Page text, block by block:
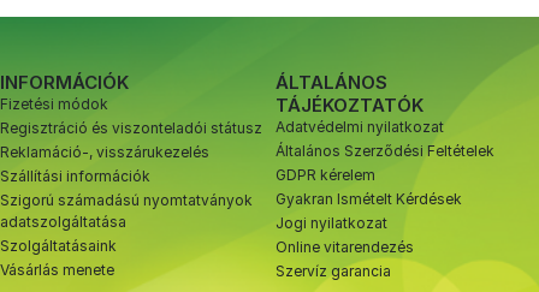
INFORMÁCIÓK
Fizetési módok
Regisztráció és viszonteladói státusz
Reklamáció-, visszárukezelés
Szállítási információk
Szigorú számadású nyomtatványok
adatszolgáltatása
Szolgáltatásaink
Vásárlás menete
ÁLTALÁNOS
TÁJÉKOZTATÓK
Adatvédelmi nyilatkozat
Általános Szerződési Feltételek
GDPR kérelem
Gyakran Ismételt Kérdések
Jogi nyilatkozat
Online vitarendezés
Szervíz garancia